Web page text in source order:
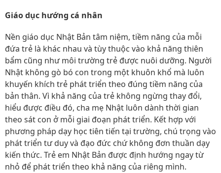
Giáo dục hướng cá nhân
Nền giáo dục Nhật Bản tâm niệm, tiềm năng của mỗi
đứa trẻ là khác nhau và tùy thuộc vào khả năng thiên
bẩm cũng như môi trường trẻ được nuôi dưỡng. Người
Nhật không gò bó con trong một khuôn khổ mà luôn
khuyến khích trẻ phát triển theo đúng tiềm năng của
bản thân. Vì khả năng của trẻ không ngừng thay đổi,
hiểu được điều đó, cha mẹ Nhật luôn dành thời gian
theo sát con ở mỗi giai đoạn phát triển. Kết hợp với
phương pháp dạy học tiên tiến tại trường, chú trọng vào
phát triển tư duy và đạo đức chứ không đơn thuần dạy
kiến thức. Trẻ em Nhật Bản được định hướng ngay từ
nhỏ để phát triển theo khả năng của riêng mình.